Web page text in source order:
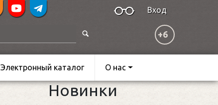
Вход
+6
Электронный каталог О нас
Новинки